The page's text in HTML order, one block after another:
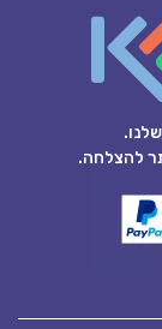
להצלחה.